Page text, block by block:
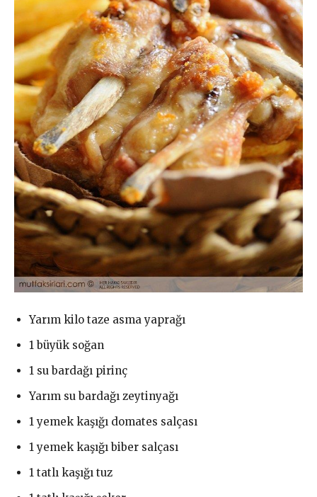
Yarım kilo taze asma yaprağı
1 büyük soğan
1 su bardağı pirinç
Yarım su bardağı zeytinyağı
1 yemek kaşığı domates salçası
1 yemek kaşığı biber salçası
1 tatlı kaşığı tuz